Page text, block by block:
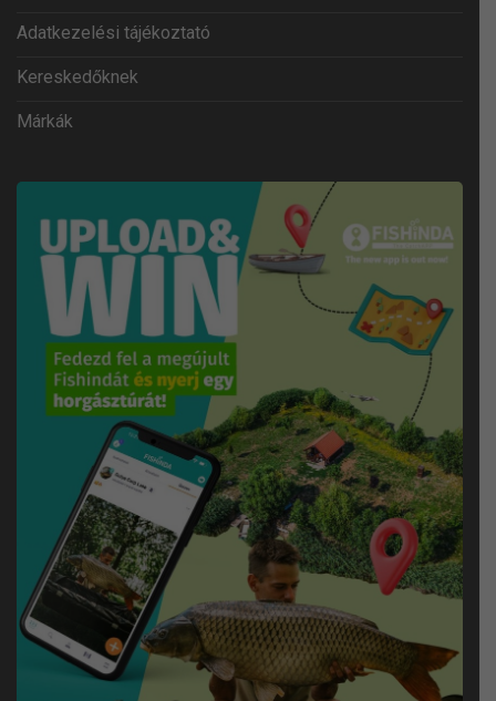
Adatkezelési tájékoztató
Kereskedőknek
Márkák